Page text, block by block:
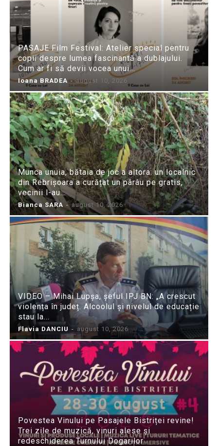
PASAJE Film Festival: Atelier special pentru
copii despre lumea fascinantă a dublajului.
Cum ar fi să devii vocea unui...
Ioana BRADEA - august 10, 2026
Munca unuia, bătaia de joc a altora: un localnic
din Rebrișoara a curățat un pârâu pe gratis,
vecinii l-au...
Bianca SARA - august 10, 2026
VIDEO – Mihai Lupșa, șeful IPJ BN: „A crescut
violența în județ. Alcoolul și nivelul de educație
stau la...
Flavia DANCIU - august 10, 2026
Povestea Vinului pe Pasajele Bistriței revine!
Trei zile de muzică, vinuri alese și
redeschiderea Turnului Dogarilor